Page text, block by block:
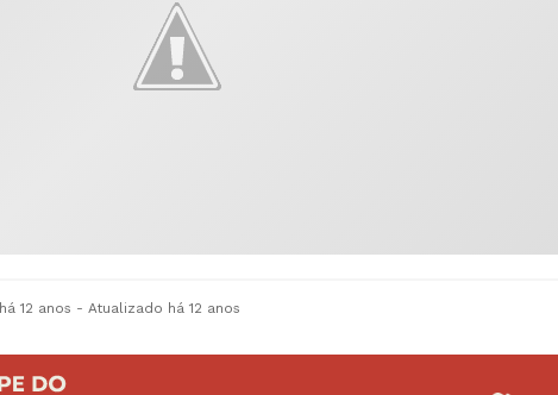
há 12 anos - Atualizado há 12 anos